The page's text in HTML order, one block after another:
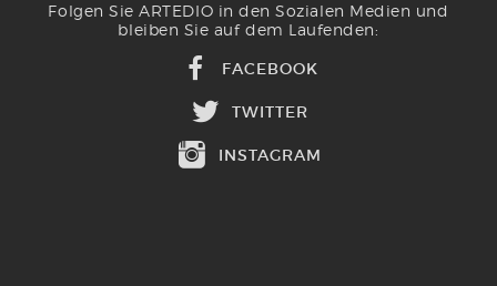
Folgen Sie ARTEDIO in den Sozialen Medien und
bleiben Sie auf dem Laufenden:
FACEBOOK
TWITTER
INSTAGRAM